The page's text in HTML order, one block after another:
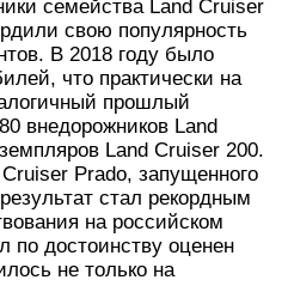
семейства Land Cruiser
свою популярность
В 2018 году было
что практически на
прошлый
внедорожников Land
Land Cruiser 200.
Prado, запущенного
стал рекордным
на российском
по достоинству оценен
не только на